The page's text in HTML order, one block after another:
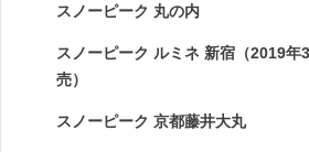
スノーピーク 丸の内
スノーピーク ルミネ 新宿（2019年
売）
スノーピーク 京都藤井大丸